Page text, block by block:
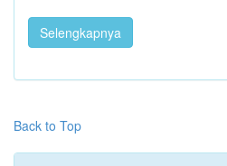
Selengkapnya
Back to Top